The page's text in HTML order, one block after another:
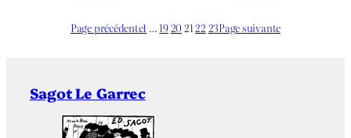
Page précédente1 …1920 2122 23Page suivante
Sagot Le Garrec